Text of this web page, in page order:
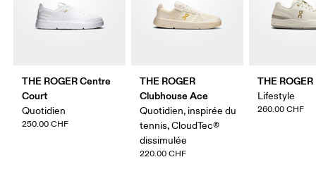
THE ROGER Centre
Court
Quotidien
250.00 CHF
THE ROGER
Clubhouse Ace
Quotidien, inspirée du
tennis, CloudTec®
dissimulée
220.00 CHF
THE
Lifestyle
260.00 CHF